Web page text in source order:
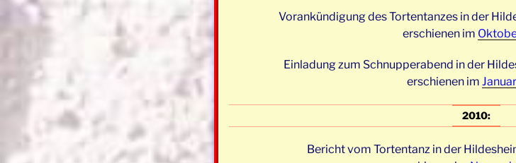
Vorankündigung des Tortentanzes in der
erschienen im
Einladung zum Schnupperabend in der
erschienen im
2010:
Bericht vom Tortentanz in der